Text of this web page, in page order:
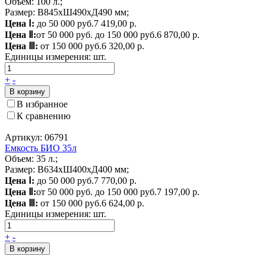
Размер: В845хШ490хД490 мм;
Цена Ⅰ: до 50 000 руб.7 419,00 р.
Цена Ⅱ:от 50 000 руб. до 150 000 руб.6 870,00 р.
Цена Ⅲ: от 150 000 руб.6 320,00 р.
Единицы измерения: шт.
+ -
В корзину
В избранное
К сравнению
Артикул: 06791
Емкость БИО 35л
Объем: 35 л.;
Размер: В634хШ400хД400 мм;
Цена Ⅰ: до 50 000 руб.7 770,00 р.
Цена Ⅱ:от 50 000 руб. до 150 000 руб.7 197,00 р.
Цена Ⅲ: от 150 000 руб.6 624,00 р.
Единицы измерения: шт.
+ -
В корзину